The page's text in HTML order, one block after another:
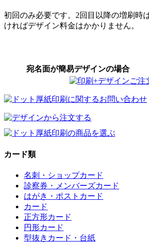
初回のみ必要です。2回目以降の増刷時
ければデザイン料金はかかりません。
宛名面が簡易デザインの場合
カード類
名刺・ショップカード
診察券・メンバーズカード
はがき・ポストカード
カード
正方形カード
円形カード
型抜きカード・台紙